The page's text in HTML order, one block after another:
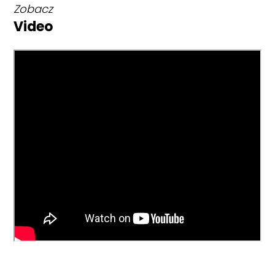
Zobacz
Video